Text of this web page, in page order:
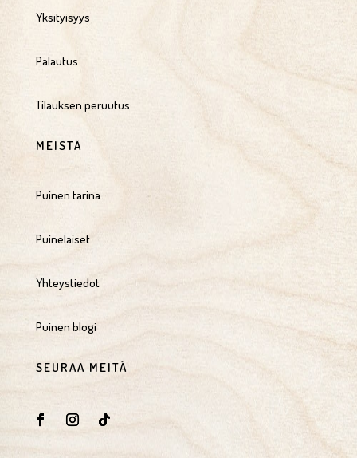
Yksityisyys
Palautus
Tilauksen peruutus
MEISTÄ
Puinen tarina
Puinelaiset
Yhteystiedot
Puinen blogi
SEURAA MEITÄ